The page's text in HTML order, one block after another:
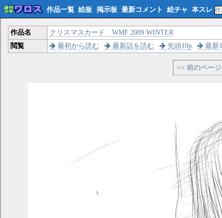
作品一覧 絵板 掲示板 最新コメント 絵チャ 本スレ
作品名
クリスマスカード WMF 2009 WINTER
閲覧
最初から読む 最新話を読む 先頭10p 最新
<< 前のペー